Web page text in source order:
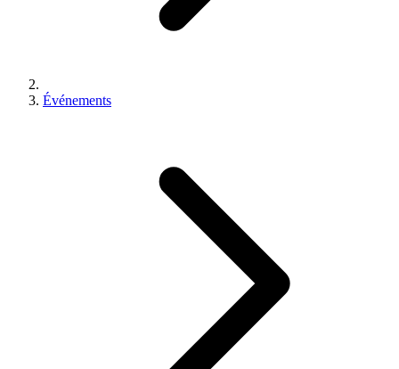
Événements